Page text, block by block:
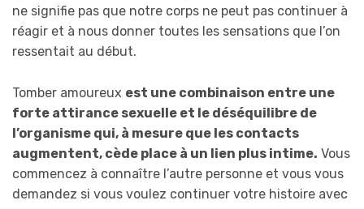
ne signifie pas que notre corps ne peut pas continuer à
réagir et à nous donner toutes les sensations que l’on
ressentait au début.
Tomber amoureux est une combinaison entre une
forte attirance sexuelle et le déséquilibre de
l’organisme qui, à mesure que les contacts
augmentent, cède place à un lien plus intime. Vous
commencez à connaître l’autre personne et vous vous
demandez si vous voulez continuer votre histoire avec